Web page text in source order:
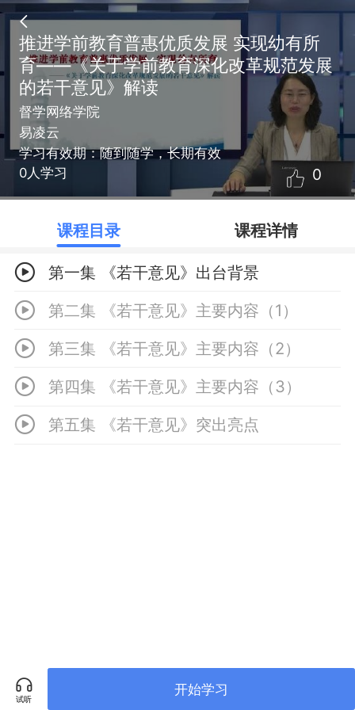
推进学前教育普惠优质发展 实现幼有所
育——《关于学前教育深化改革规范发展
的若干意见》解读
督学网络学院
易凌云
学习有效期：随到随学，长期有效
0人学习
0
课程目录 课程详情
第一集 《若干意见》出台背景
第二集 《若干意见》主要内容（1）
第三集 《若干意见》主要内容（2）
第四集 《若干意见》主要内容（3）
第五集 《若干意见》突出亮点
试听
开始学习